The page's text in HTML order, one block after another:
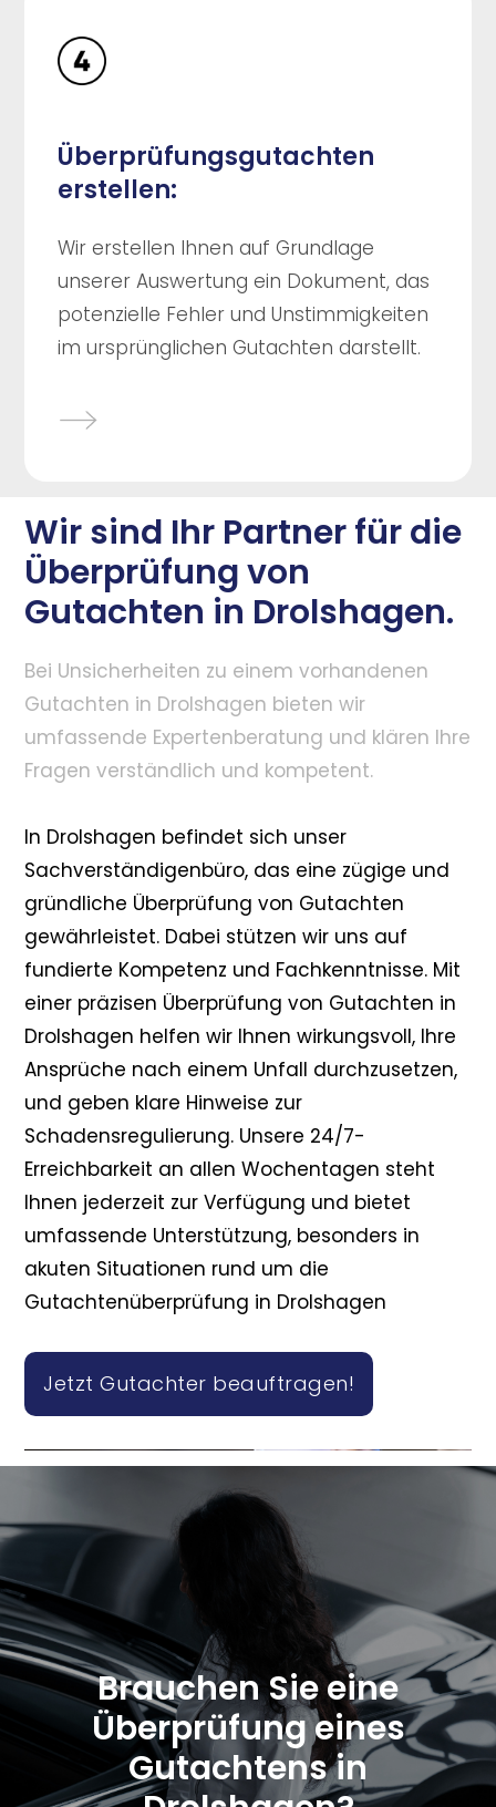
Überprüfungsgutachten
erstellen:
Wir erstellen Ihnen auf Grundlage
unserer Auswertung ein Dokument, das
potenzielle Fehler und Unstimmigkeiten
im ursprünglichen Gutachten darstellt.
Wir sind Ihr Partner für die
Überprüfung von
Gutachten in Drolshagen.
Bei Unsicherheiten zu einem vorhandenen
Gutachten in Drolshagen bieten wir
umfassende Expertenberatung und klären Ihre
Fragen verständlich und kompetent.
In Drolshagen befindet sich unser
Sachverständigenbüro, das eine zügige und
gründliche Überprüfung von Gutachten
gewährleistet. Dabei stützen wir uns auf
fundierte Kompetenz und Fachkenntnisse. Mit
einer präzisen Überprüfung von Gutachten in
Drolshagen helfen wir Ihnen wirkungsvoll, Ihre
Ansprüche nach einem Unfall durchzusetzen,
und geben klare Hinweise zur
Schadensregulierung. Unsere 24/7-
Erreichbarkeit an allen Wochentagen steht
Ihnen jederzeit zur Verfügung und bietet
umfassende Unterstützung, besonders in
akuten Situationen rund um die
Gutachtenüberprüfung in Drolshagen
Jetzt Gutachter beauftragen!
Brauchen Sie eine
Überprüfung eines
Gutachtens in